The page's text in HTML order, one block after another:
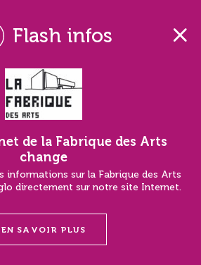
Flash infos
de la Fabrique des Arts
change
informations sur la Fabrique des Arts
directement sur notre site Internet.
EN SAVOIR PLUS